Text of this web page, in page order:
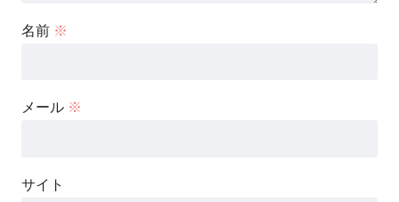
名前 ※
メール ※
サイト